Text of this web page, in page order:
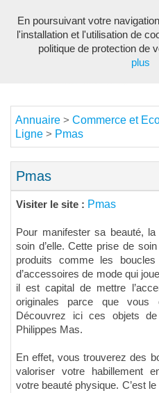
Annuaire > Commerce et
Ligne > Pmas
Pmas
Visiter le site : Pmas
Pour manifester sa beauté,
soin d’elle. Cette prise de
produits comme les boucles
d’accessoires de mode qui
il est capital de mettre
originales parce que vous
Découvrez ici ces objets
Philippes Mas.
En effet, vous trouverez des
valoriser votre habillement
votre beauté physique. C’est
En poursuivant votre
l'installation et l'utilisation de
politique de protection de
plus